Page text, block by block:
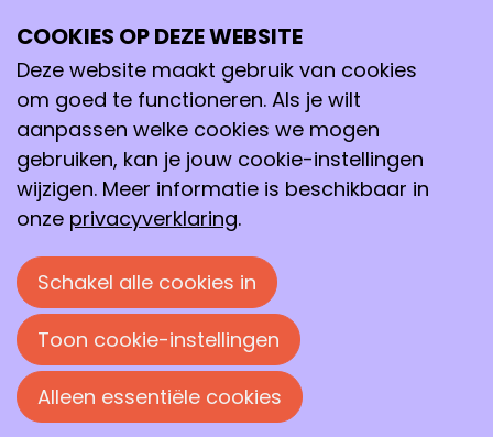
Archief 2020
augustus 2020
augustus 2020
Archief >2020 >augustus
22-08-2020 22-08-2020 14:56-Eye-opener
van de week: Anika Nagelkerke
Loire 150
2491 AK Den Haag
070 337 87 90
kncv@kncv.nl
COOKIES OP DEZE WEBSITE
Deze website maakt gebruik van cookies
om goed te functioneren. Als je wilt
aanpassen welke cookies we mogen
gebruiken, kan je jouw cookie-instellingen
wijzigen. Meer informatie is beschikbaar in
onze privacyverklaring.
Schakel alle cookies in
Toon cookie-instellingen
Alleen essentiële cookies